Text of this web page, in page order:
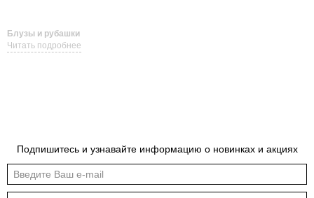
Блузы и рубашки
Читать подробнее
Подпишитесь и узнавайте информацию о новинках и акциях